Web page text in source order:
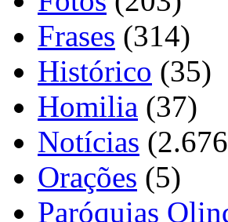
Frases (314)
Histórico (35)
Homilia (37)
Notícias
Orações (5)
Paróquias